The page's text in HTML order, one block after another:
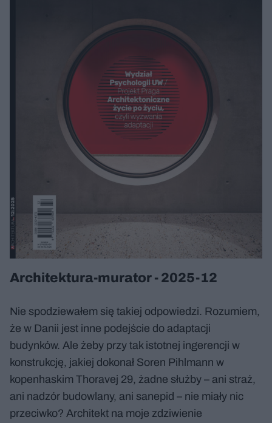
Architektura-murator - 2025-12
Nie spodziewałem się takiej odpowiedzi. Rozumiem,
że w Danii jest inne podejście do adaptacji
budynków. Ale żeby przy tak istotnej ingerencji w
konstrukcję, jakiej dokonał Soren Pihlmann w
kopenhaskim Thoravej 29, żadne służby – ani straż,
ani nadzór budowlany, ani sanepid – nie miały nic
przeciwko? Architekt na moje zdziwienie